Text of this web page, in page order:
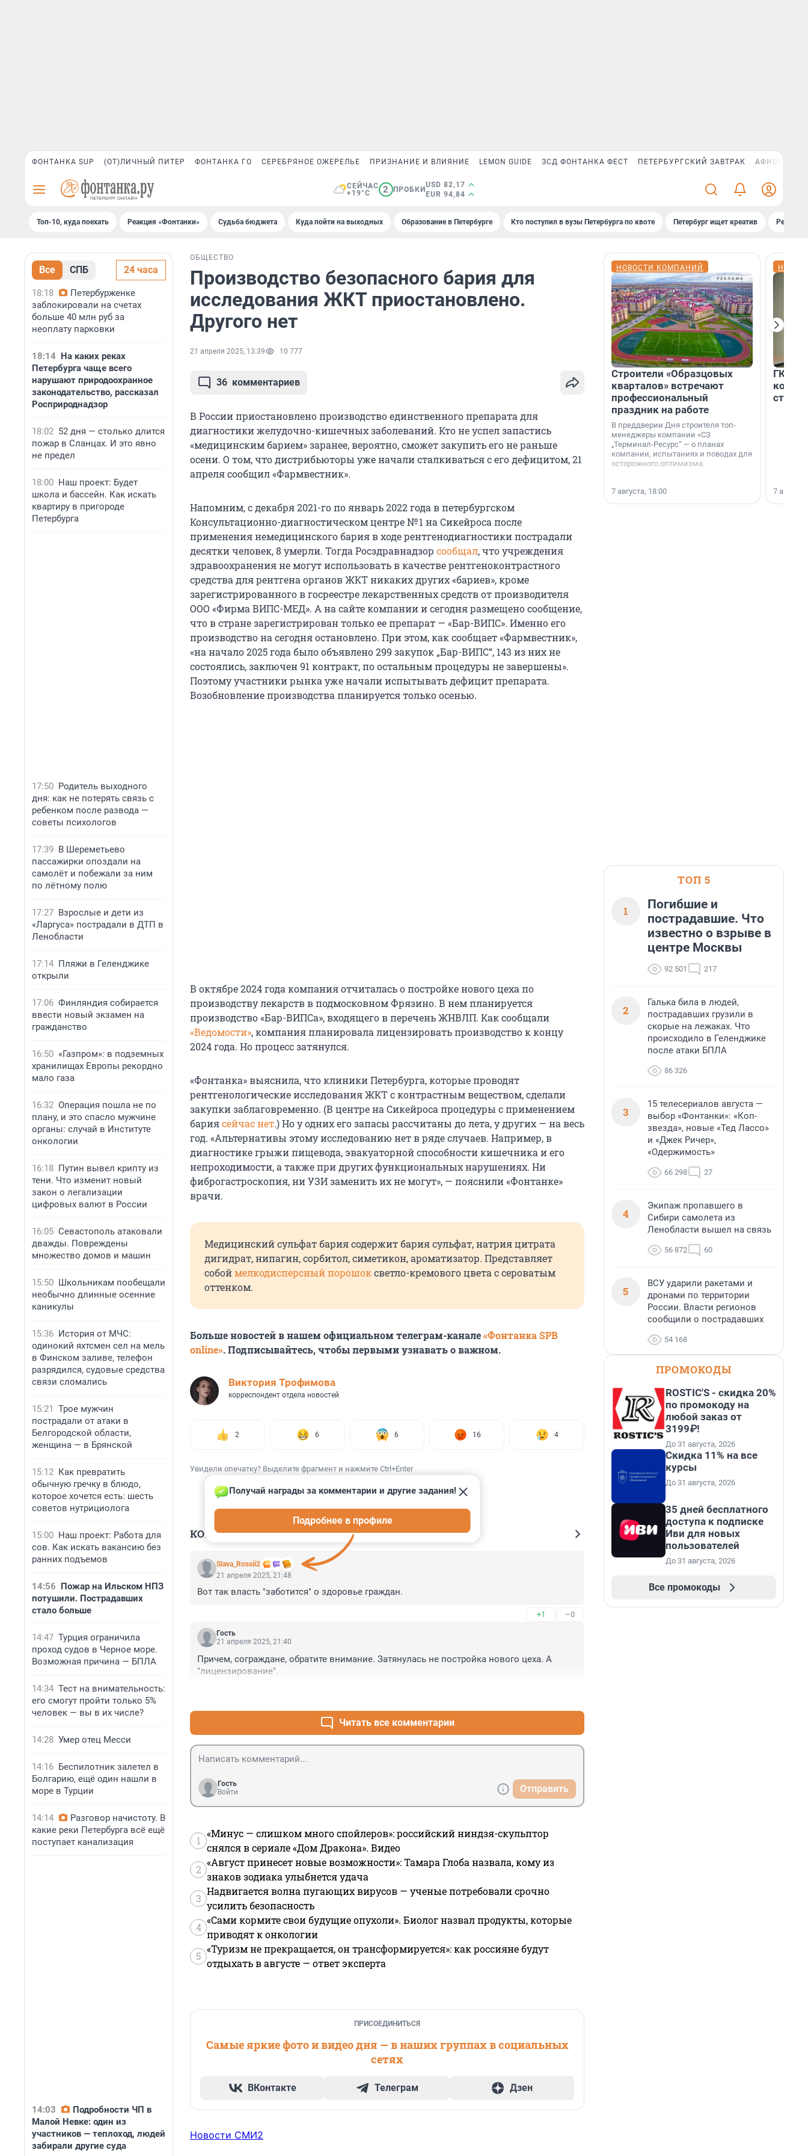
ФОНТАНКА SUP (ОТ)ЛИЧНЫЙ ПИТЕР ФОНТАНКА ГО СЕРЕБРЯНОЕ ОЖЕРЕЛЬЕ ПРИЗНАНИЕ И ВЛИЯНИЕ LEMON GUIDE ЗСД ФОНТАНКА ФЕСТ ПЕТЕРБУРГСКИЙ ЗАВТРАК АФИША PLUS
СЕЙЧАС
+19°C
2 ПРОБКИ
USD 82,17
EUR 94,84
Топ-10, куда поехать Реакция «Фонтанки» Судьба бюджета Куда пойти на выходных Образование в Петербурге Кто поступил в вузы Петербурга по квоте Петербург ищет креатив
Все СПБ 24 часа
18:18
Петербурженке
заблокировали на счетах
больше 40 млн руб за
неоплату парковки
18:14 На каких реках
Петербурга чаще всего
нарушают природоохранное
законодательство, рассказал
Росприроднадзор
18:02 52 дня — столько длится
пожар в Сланцах. И это явно
не предел
18:00 Наш проект: Будет
школа и бассейн. Как искать
квартиру в пригороде
Петербурга
17:50 Родитель выходного
дня: как не потерять связь с
ребенком после развода —
советы психологов
17:39 В Шереметьево
пассажирки опоздали на
самолёт и побежали за ним
по лётному полю
17:27 Взрослые и дети из
«Ларгуса» пострадали в ДТП в
Ленобласти
17:14 Пляжи в Геленджике
открыли
17:06 Финляндия собирается
ввести новый экзамен на
гражданство
16:50 «Газпром»: в подземных
хранилищах Европы рекордно
мало газа
16:32 Операция пошла не по
плану, и это спасло мужчине
органы: случай в Институте
онкологии
16:18 Путин вывел крипту из
тени. Что изменит новый
закон о легализации
цифровых валют в России
16:05 Севастополь атаковали
дважды. Повреждены
множество домов и машин
15:50 Школьникам пообещали
необычно длинные осенние
каникулы
15:36 История от МЧС:
одинокий яхтсмен сел на мель
в Финском заливе, телефон
разрядился, судовые средства
связи сломались
15:21 Трое мужчин
пострадали от атаки в
Белгородской области,
женщина — в Брянской
15:12 Как превратить
обычную гречку в блюдо,
которое хочется есть: шесть
советов нутрициолога
15:00 Наш проект: Работа для
сов. Как искать вакансию без
ранних подъемов
14:56 Пожар на Ильском НПЗ
потушили. Пострадавших
стало больше
14:47 Турция ограничила
проход судов в Черное море.
Возможная причина — БПЛА
14:34 Тест на внимательность:
его смогут пройти только 5%
человек — вы в их числе?
14:28 Умер отец Месси
14:16 Беспилотник залетел в
Болгарию, ещё один нашли в
море в Турции
14:14
Разговор начистоту. В
какие реки Петербурга всё ещё
поступает канализация
14:03
Подробности ЧП в
Малой Невке: один из
участников — теплоход, людей
забирали другие суда
ОБЩЕСТВО
Производство безопасного бария для
исследования ЖКТ приостановлено.
Другого нет
21 апреля 2025, 13:39 10 777
36 комментариев
В России приостановлено производство единственного препарата для
диагностики желудочно-кишечных заболеваний. Кто не успел запастись
«медицинским барием» заранее, вероятно, сможет закупить его не раньше
осени. О том, что дистрибьюторы уже начали сталкиваться с его дефицитом, 21
апреля сообщил «Фармвестник».
Напомним, с декабря 2021-го по январь 2022 года в петербургском
Консультационно-диагностическом центре № 1 на Сикейроса после
применения немедицинского бария в ходе рентгенодиагностики пострадали
десятки человек, 8 умерли. Тогда Росздравнадзор сообщал, что учреждения
здравоохранения не могут использовать в качестве рентгеноконтрастного
средства для рентгена органов ЖКТ никаких других «бариев», кроме
зарегистрированного в госреестре лекарственных средств от производителя
ООО «Фирма ВИПС-МЕД». А на сайте компании и сегодня размещено сообщение,
что в стране зарегистрирован только ее препарат — «Бар-ВИПС». Именно его
производство на сегодня остановлено. При этом, как сообщает «Фармвестник»,
«на начало 2025 года было объявлено 299 закупок „Бар-ВИПС“, 143 из них не
состоялись, заключен 91 контракт, по остальным процедуры не завершены».
Поэтому участники рынка уже начали испытывать дефицит препарата.
Возобновление производства планируется только осенью.
В октябре 2024 года компания отчиталась о постройке нового цеха по
производству лекарств в подмосковном Фрязино. В нем планируется
производство «Бар-ВИПСа», входящего в перечень ЖНВЛП. Как сообщали
«Ведомости», компания планировала лицензировать производство к концу
2024 года. Но процесс затянулся.
«Фонтанка» выяснила, что клиники Петербурга, которые проводят
рентгенологические исследования ЖКТ с контрастным веществом, сделали
закупки заблаговременно. (В центре на Сикейроса процедуры с применением
бариясейчас нет.) Но у одних его запасы рассчитаны до лета, у других — на весь
год. «Альтернативы этому исследованию нет в ряде случаев. Например, в
диагностике грыжи пищевода, эвакуаторной способности кишечника и его
непроходимости, а также при других функциональных нарушениях. Ни
фиброгастроскопия, ни УЗИ заменить их не могут», — пояснили «Фонтанке»
врачи.
Медицинский сульфат бария содержит бария сульфат, натрия цитрата
дигидрат, нипагин, сорбитол, симетикон, ароматизатор. Представляет
собоймелкодисперсный порошок светло-кремового цвета с сероватым
оттенком.
Больше новостей в нашем официальном телеграм-канале«Фонтанка SPB
online». Подписывайтесь, чтобы первыми узнавать о важном.
Виктория Трофимова
корреспондент отдела новостей
2 6 6 16 4
Увидели опечатку? Выделите фрагмент и нажмите Ctrl+Enter
КОММЕНТАРИИ 36
Slava_Rossii2
Получай награды за комментарии и другие задания!
Подробнее в профиле
21 апреля 2025, 21:48
Вот так власть "заботится" о здоровье граждан.
+1 –0
Гость
21 апреля 2025, 21:40
Причем, сограждане, обратите внимание. Затянулась не постройка нового цеха. А
"лицензирование".
Читать все комментарии
Гость
Войти
Отправить
1
«Минус — слишком много спойлеров»: российский ниндзя-скульптор
снялся в сериале «Дом Дракона». Видео
2
«Август принесет новые возможности»: Тамара Глоба назвала, кому из
знаков зодиака улыбнется удача
3
Надвигается волна пугающих вирусов — ученые потребовали срочно
усилить безопасность
4
«Сами кормите свои будущие опухоли». Биолог назвал продукты, которые
приводят к онкологии
5
«Туризм не прекращается, он трансформируется»: как россияне будут
отдыхать в августе — ответ эксперта
ПРИСОЕДИНИТЬСЯ
Самые яркие фото и видео дня — в наших группах в социальных
сетях
ВКонтакте Телеграм Дзен
Новости СМИ2
НОВОСТИ КОМПАНИЙ
Строители «Образцовых
кварталов» встречают
профессиональный
праздник на работе
В преддверии Дня строителя топ-
менеджеры компании «СЗ
„Терминал-Ресурс“ — о планах
компании, испытаниях и поводах для
осторожного оптимизма.
7 августа, 18:00
ГК
7
ТОП 5
1
Погибшие и
пострадавшие. Что
известно о взрыве в
центре Москвы
92 501 217
2
Галька била в людей,
пострадавших грузили в
скорые на лежаках. Что
происходило в Геленджике
после атаки БПЛА
86 326
3
15 телесериалов августа —
выбор «Фонтанки»: «Коп-
звезда», новые «Тед Лассо»
и «Джек Ричер»,
«Одержимость»
66 298 27
4
Экипаж пропавшего в
Сибири самолета из
Ленобласти вышел на связь
56 872 60
5
ВСУ ударили ракетами и
дронами по территории
России. Власти регионов
сообщили о пострадавших
54 168
ПРОМОКОДЫ
ROSTIC'S - скидка 20%
по промокоду на
любой заказ от
3199₽!
До 31 августа, 2026
Скидка 11% на все
курсы
До 31 августа, 2026
35 дней бесплатного
доступа к подписке
Иви для новых
пользователей
До 31 августа, 2026
Все промокоды